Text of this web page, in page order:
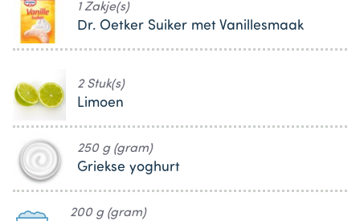
1 Zakje(s)
Dr. Oetker Suiker met Vanillesmaak
2 Stuk(s)
Limoen
250 g (gram)
Griekse yoghurt
200 g (gram)